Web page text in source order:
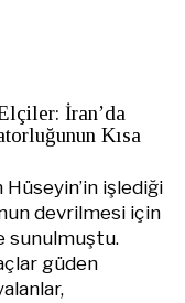
İran’da
Kısa
Hüseyin’in işlediği
devrilmesi için
sunulmuştu.
güden